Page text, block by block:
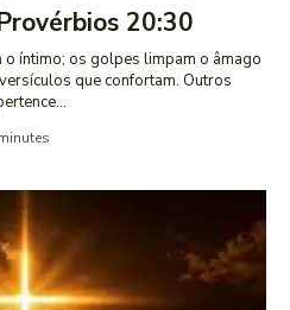
20:30
o íntimo; os golpes limpam o âmago